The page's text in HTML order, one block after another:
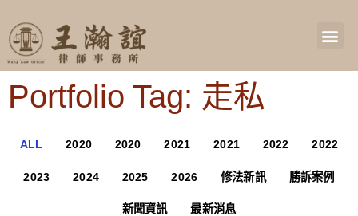
Portfolio Tag: 走私
ALL 2020 2020 2021 2021 2022 2022
2023 2024 2025 2026 修法新訊 勝訴案例
新聞資訊 最新消息